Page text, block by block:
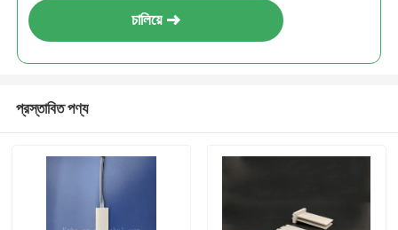
চালিয়ে
প্রস্তাবিত পণ্য